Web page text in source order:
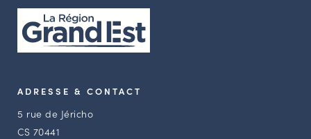
ADRESSE & CONTACT
5 rue de Jéricho
CS 70441